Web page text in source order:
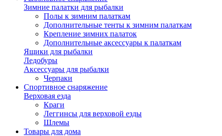
Зимние палатки для рыбалки
Полы к зимним палаткам
Дополнительные тенты к зимним палаткам
Крепление зимних палаток
Дополнительные аксессуары к палаткам
Ящики для рыбалки
Ледобуры
Аксессуары для рыбалки
Черпаки
Спортивное снаряжение
Верховая езда
Краги
Леггинсы для верховой езды
Шлемы
Товары для дома